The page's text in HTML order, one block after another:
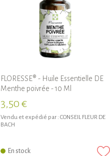
FLORESSE® - Huile Essentielle DE
Menthe poivrée - 10 Ml
3,50 €
Vendu et expédié par : CONSEIL FLEUR DE
BACH
En stock